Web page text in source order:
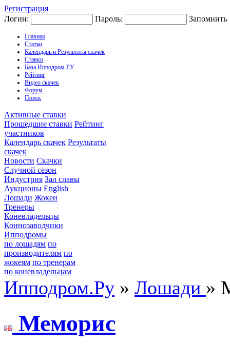
Регистрация
Логин:
Пароль: Запомнить
Главная
Статьи
Календарь и Результаты скачек
Ставки
База Ипподром.РУ
Рейтинг
Видео скачек
Форум
Поиск
Активные ставки
Прошедшие ставки Рейтинг
участников
Календарь скачек Результаты
скачек
Новости Скачки
Случной сезон
Индустрия Зал славы
Аукционы English
Лошади Жокеи
Тренеры
Коневладельцы
Коннозаводчики
Ипподромы
по лошадям по
производителям по
жокеям по тренерам
по коневладельцам
Ипподром.Ру » Лошади »
Мемopис